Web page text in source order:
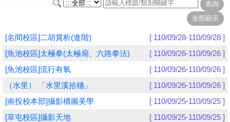
志工與社團
友站連結
網路選課
學員專區
教師專區
[名間校區]二胡賞析(進階)
[ 110/09/28-110/09/28 ]
[魚池校區]太極拳(太極扇、六路拳法)
[ 110/09/26-110/09/26 ]
[魚池校區]流行有氧
[ 110/09/26-110/09/26 ]
（水里） 「水里溪拾穗」
[ 110/09/26-110/09/26 ]
[南投校本部]攝影構圖美學
[ 110/09/25-110/09/25 ]
[草屯校區]攝影天地
[ 110/09/25-110/09/25 ]